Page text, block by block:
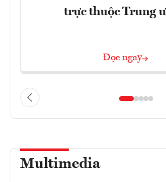
trực thuộc Trung
Đọc ngay
Multimedia